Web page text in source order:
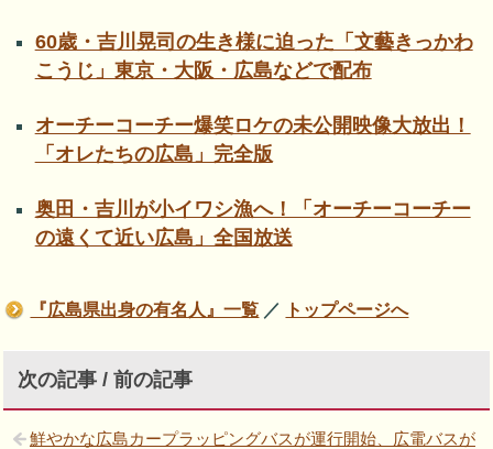
60歳・吉川晃司の生き様に迫った「文藝きっかわ
こうじ」東京・大阪・広島などで配布
オーチーコーチー爆笑ロケの未公開映像大放出！
「オレたちの広島」完全版
奥田・吉川が小イワシ漁へ！「オーチーコーチー
の遠くて近い広島」全国放送
『広島県出身の有名人』一覧 ／ トップページへ
次の記事 / 前の記事
鮮やかな広島カープラッピングバスが運行開始、広電バスが